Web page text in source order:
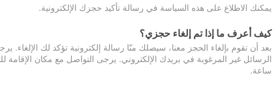
يمكنك الاطلاع على هذه السياسة في رسالة تأكيد حجزك الإلكترونية.
كيف أعرف ما إذا تم إلغاء حجزي؟
بعد أن تقوم بإلغاء الحجز معنا، سيصلك منّا رسالة إلكترونية تؤكد لك
ساعة.